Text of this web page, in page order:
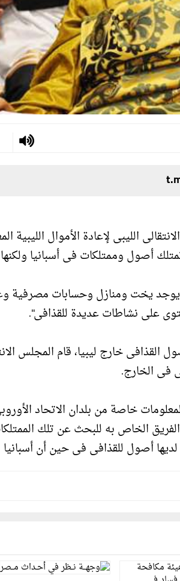
الليبى لإعادة الأموال
تمتلك أصول وممتلكات فى أسبانيا
يوجد يخت ومنازل وحسابات مصرفية
على نشاطات عديدة للقذافى".
خارج ليبيا، قام المجلس
فى الخارج.
خاصة من بلدان الاتحاد
الخاص به للبحث عن تلك
أصول للقذافى فى حين أن أسبانيا